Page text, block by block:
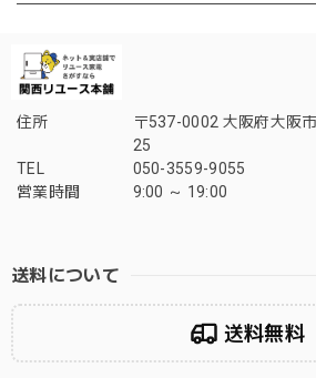
住所
〒537-0002 大阪府大阪
25
TEL
050-3559-9055
営業時間
9:00 ～ 19:00
送料について
送料無料